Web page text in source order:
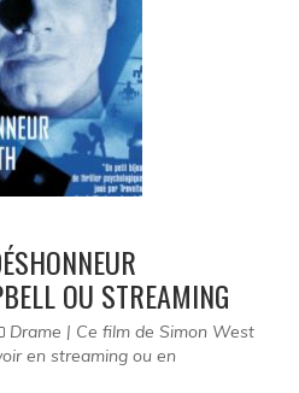
OU STREAMING
Drame | Ce film de Simon West
en streaming ou en